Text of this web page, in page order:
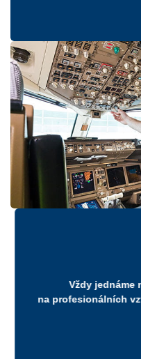
Vždy jednáme
na profesionálních